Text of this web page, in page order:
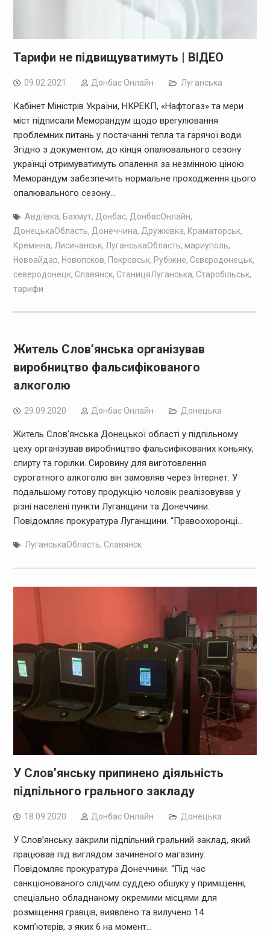
Тарифи не підвищуватимуть | ВІДЕО
09.02.2021 Дoнбас Онлайн Луганська
Кабінет Міністрів України, НКРЕКП, «Нафтогаз» та мери
міст підписали Меморандум щодо врегулювання
проблемних питань у постачанні тепла та гарячої води.
Згідно з документом, до кінця опалювального сезону
українці отримуватимуть опалення за незмінною ціною.
Меморандум забезпечить нормальне проходження цього
опалювального сезону…
Авдіївка, Бахмут, Донбас, ДонбасОнлайн,
ДонецькаОбласть, Донеччина, Дружківка, Краматорськ,
Кремінна, Лисичанськ, ЛуганськаОбласть, мариуполь,
Новоайдар, Новопсков, Покровськ, Рубіжне, Сєвєродонецьк,
северодонецк, Славянск, СтаницяЛуганська, Старобільськ,
тарифи
Житель Слов’янська організував
виробництво фальсифікованого
алкоголю
29.09.2020 Дoнбас Онлайн Донецька
Житель Слов’янська Донецької області у підпільному
цеху організував виробництво фальсифікованих коньяку,
спирту та горілки. Сировину для виготовлення
сурогатного алкоголю він замовляв через Інтернет. У
подальшому готову продукцію чоловік реалізовував у
різні населені пункти Луганщини та Донеччини.
Повідомляє прокуратура Луганщини. “Правоохоронці…
ЛуганськаОбласть, Славянск
У Слов’янську припинено діяльність
підпільного грального закладу
18.09.2020 Дoнбас Онлайн Донецька
У Слов’янську закрили підпільний гральний заклад, який
працював під виглядом зачиненого магазину.
Повідомляє прокуратура Донеччини. “Під час
санкціонованого слідчим суддею обшуку у приміщенні,
спеціально обладнаному окремими місцями для
розміщення гравців, виявлено та вилучено 14
комп’ютерів, з яких 6 на момент…